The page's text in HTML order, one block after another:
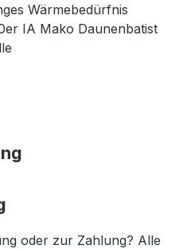
Wärmebedürfnis
IA Mako Daunenbatist
oder zur Zahlung? Alle